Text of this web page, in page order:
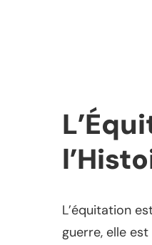
L’équitation
guerre, elle